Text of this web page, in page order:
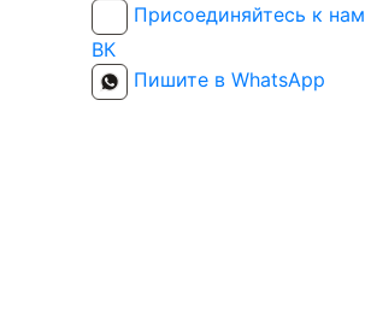
Присоединяйтесь к нам
ВК
Пишите в WhatsApp